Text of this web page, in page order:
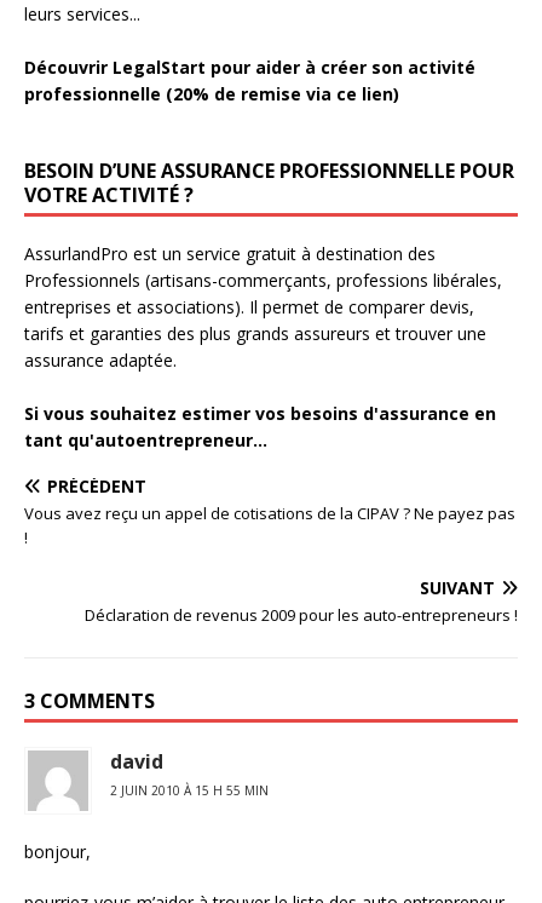
leurs services...
Découvrir LegalStart pour aider à créer son activité
professionnelle (20% de remise via ce lien)
BESOIN D’UNE ASSURANCE PROFESSIONNELLE POUR
VOTRE ACTIVITÉ ?
AssurlandPro est un service gratuit à destination des
Professionnels (artisans-commerçants, professions libérales,
entreprises et associations). Il permet de comparer devis,
tarifs et garanties des plus grands assureurs et trouver une
assurance adaptée.
Si vous souhaitez estimer vos besoins d'assurance en
tant qu'autoentrepreneur...
PRÉCÉDENT
Vous avez reçu un appel de cotisations de la CIPAV ? Ne payez pas
!
SUIVANT
Déclaration de revenus 2009 pour les auto-entrepreneurs !
3 COMMENTS
david
2 JUIN 2010 À 15 H 55 MIN
bonjour,